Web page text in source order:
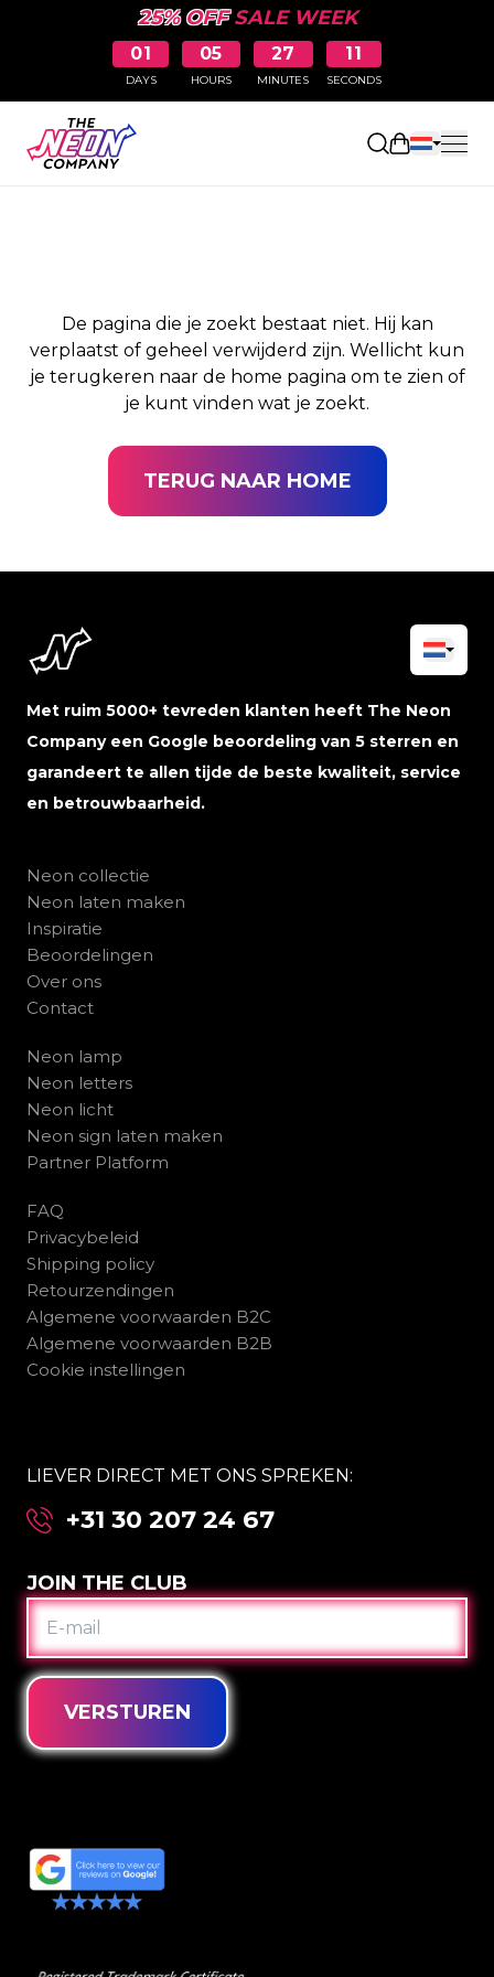
25% OFFSALE WEEK
01
DAYS
05
HOURS
27
MINUTES
11
SECONDS
PAGINA NIET
De pagina die je zoekt bestaat niet. Hij kan
verplaatst of geheel verwijderd zijn. Wellicht kun
je terugkeren naar de home pagina om te zien of
je kunt vinden wat je zoekt.
TERUG NAAR HOME
Met ruim 5000+ tevreden klanten heeft The Neon
Company een Google beoordeling van 5 sterren en
garandeert te allen tijde de beste kwaliteit, service
en betrouwbaarheid.
Neon collectie
Neon laten maken
Inspiratie
Beoordelingen
Over ons
Contact
Neon lamp
Neon letters
Neon licht
Neon sign laten maken
Partner Platform
FAQ
Privacybeleid
Shipping policy
Retourzendingen
Algemene voorwaarden B2C
Algemene voorwaarden B2B
Cookie instellingen
LIEVER DIRECT MET ONS SPREKEN:
+31 30 207 24 67
JOIN THE CLUB
E-
MAIL
VERSTUREN